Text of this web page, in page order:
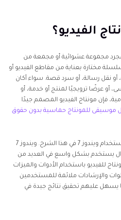
مجرد مجموعة عشوائية أو مجمعة من
مختارة بعناية من مقاطع الفيديو أو
أو نقل رسالة، أو سرد قصة. سواء أكان
أو عرضًا ترويجيًا لمنتج أو خدمة، أو
فإن مونتاج الفيديو المصمم جيدًا
موسيقى للمونتاج حماسية بدون حقوق
بالنسبة لنظام التشغيل، سيتم استخدام ويندوز 7 في هذا الشرح. ويندوز 7
يستخدم بشكل واسع في العديد من
للفيديو باستخدام الأدوات والميزات
ستكون الخطوات والإرشادات ملائمة للمستخدمين
يسهل عليهم تحقيق نتائج جيدة في